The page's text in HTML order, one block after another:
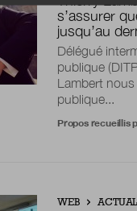
s’assurer
jusqu’au
Délégué
publique
Lambert nous
publique...
Propos recueillis
WEB